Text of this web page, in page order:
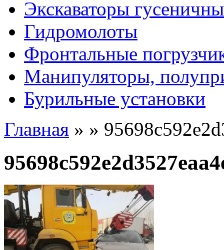
Экскаваторы
Гидромолоты
Фронтальные
Манипуляторы,
Бурильные установки
Главная » »